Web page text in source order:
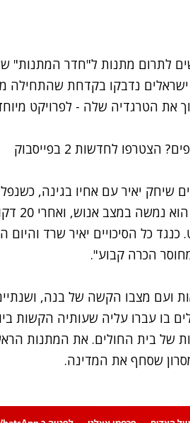
לתרום מתנות ל"חדר המתנות"
ישראלים נדבקו בקדחת
את הטרגדיה שלה - לפרויקט
לחדשות 2 בפייסבוק
שיחק יאיר עם אחיו בגינה,
עשר
הכרה קבוע".
ועם מצבו הקשה של בנה,
בו עברו עליה שעותיה הקשות
של בית החולים. את המתנות
שסחף את המדינה.